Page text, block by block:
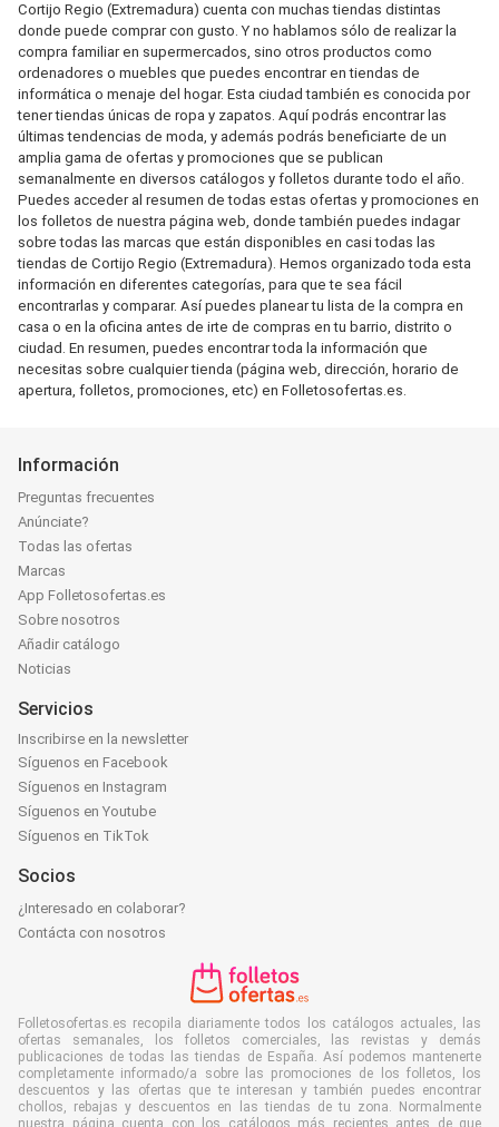
Cortijo Regio (Extremadura) cuenta con muchas tiendas distintas
donde puede comprar con gusto. Y no hablamos sólo de realizar la
compra familiar en supermercados, sino otros productos como
ordenadores o muebles que puedes encontrar en tiendas de
informática o menaje del hogar. Esta ciudad también es conocida por
tener tiendas únicas de ropa y zapatos. Aquí podrás encontrar las
últimas tendencias de moda, y además podrás beneficiarte de un
amplia gama de ofertas y promociones que se publican
semanalmente en diversos catálogos y folletos durante todo el año.
Puedes acceder al resumen de todas estas ofertas y promociones en
los folletos de nuestra página web, donde también puedes indagar
sobre todas las marcas que están disponibles en casi todas las
tiendas de Cortijo Regio (Extremadura). Hemos organizado toda esta
información en diferentes categorías, para que te sea fácil
encontrarlas y comparar. Así puedes planear tu lista de la compra en
casa o en la oficina antes de irte de compras en tu barrio, distrito o
ciudad. En resumen, puedes encontrar toda la información que
necesitas sobre cualquier tienda (página web, dirección, horario de
apertura, folletos, promociones, etc) en Folletosofertas.es.
Información
Preguntas frecuentes
Anúnciate?
Todas las ofertas
Marcas
App Folletosofertas.es
Sobre nosotros
Añadir catálogo
Noticias
Servicios
Inscribirse en la newsletter
Síguenos en Facebook
Síguenos en Instagram
Síguenos en Youtube
Síguenos en TikTok
Socios
¿Interesado en colaborar?
Contácta con nosotros
Folletosofertas.es recopila diariamente todos los catálogos actuales, las
ofertas semanales, los folletos comerciales, las revistas y demás
publicaciones de todas las tiendas de España. Así podemos mantenerte
completamente informado/a sobre las promociones de los folletos, los
descuentos y las ofertas que te interesan y también puedes encontrar
chollos, rebajas y descuentos en las tiendas de tu zona. Normalmente
nuestra página cuenta con los catálogos más recientes antes de que